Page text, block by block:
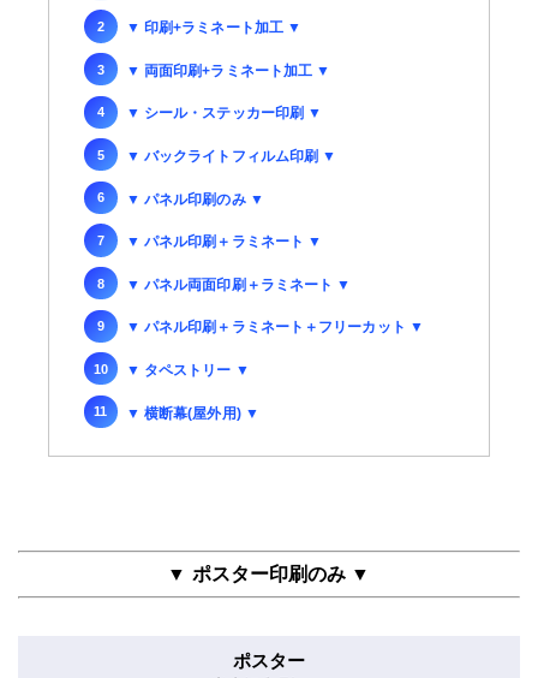
▼ 印刷+ラミネート加工 ▼
▼ 両面印刷+ラミネート加工 ▼
▼ シール・ステッカー印刷 ▼
▼ バックライトフィルム印刷 ▼
▼ パネル印刷のみ ▼
▼ パネル印刷＋ラミネート ▼
▼ パネル両面印刷＋ラミネート ▼
▼ パネル印刷＋ラミネート＋フリーカット ▼
▼ タペストリー ▼
▼ 横断幕(屋外用) ▼
▼ ポスター印刷のみ ▼
ポスター